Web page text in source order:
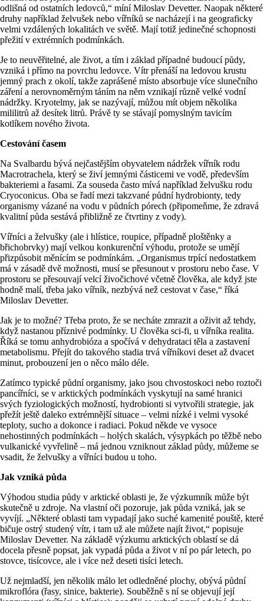
odlišná od ostatních ledovců,“ míní Miloslav Devetter. Naopak některé
druhy například želvušek nebo vířníků se nacházejí i na geograficky
velmi vzdálených lokalitách ve světě. Mají totiž jedinečné schopnosti
přežití v extrémních podmínkách.
Je to neuvěřitelné, ale život, a tím i základ případné budoucí půdy,
vzniká i přímo na povrchu ledovce. Vítr přenáší na ledovou krustu
jemný prach z okolí, takže zaprášené místo absorbuje více slunečního
záření a nerovnoměrným táním na něm vznikají různě velké vodní
nádržky. Kryotelmy, jak se nazývají, můžou mít objem několika
mililitrů až desítek litrů. Právě ty se stávají pomyslným tavicím
kotlíkem nového života.
Cestování časem
Na Svalbardu bývá nejčastějším obyvatelem nádržek vířník rodu
Macrotrachela, který se živí jemnými částicemi ve vodě, především
bakteriemi a řasami. Za souseda často mívá například želvušku rodu
Cryoconicus. Oba se řadí mezi takzvané půdní hydrobionty, tedy
organismy vázané na vodu v půdních pórech (připomeňme, že zdravá
kvalitní půda sestává přibližně ze čtvrtiny z vody).
Vířníci a želvušky (ale i hlístice, roupice, případně ploštěnky a
břichobrvky) mají velkou konkurenční výhodu, protože se umějí
přizpůsobit měnícím se podmínkám. „Organismus trpící nedostatkem
má v zásadě dvě možnosti, musí se přesunout v prostoru nebo čase. V
prostoru se přesouvají velcí živočichové včetně člověka, ale když jste
hodně malí, třeba jako vířník, nezbývá než cestovat v čase,“ říká
Miloslav Devetter.
Jak je to možné? Třeba proto, že se necháte zmrazit a oživit až tehdy,
když nastanou příznivé podmínky. U člověka sci-fi, u vířníka realita.
Říká se tomu anhydrobióza a spočívá v dehydrataci těla a zastavení
metabolismu. Přejít do takového stadia trvá vířníkovi deset až dvacet
minut, probouzení jen o něco málo déle.
Zatímco typické půdní organismy, jako jsou chvostoskoci nebo roztoči
pancířníci, se v arktických podmínkách vyskytují na samé hranici
svých fyziologických možností, hydrobionti si vytvořili strategie, jak
přežít ještě daleko extrémnější situace – velmi nízké i velmi vysoké
teploty, sucho a dokonce i radiaci. Pokud někde ve vysoce
nehostinných podmínkách – holých skalách, výsypkách po těžbě nebo
vulkanické vyvřelině – má jednou vzniknout základ půdy, můžeme se
vsadit, že želvušky a vířníci budou u toho.
Jak vzniká půda
Výhodou studia půdy v arktické oblasti je, že výzkumník může být
skutečně u zdroje. Na vlastní oči pozoruje, jak půda vzniká, jak se
vyvíjí. „Některé oblasti tam vypadají jako suché kamenité pouště, které
bičuje ostrý studený vítr, i tam už ale můžete najít život,“ popisuje
Miloslav Devetter. Na základě výzkumu arktických oblastí se dá
docela přesně popsat, jak vypadá půda a život v ní po pár letech, po
stovce, tisícovce, ale i více než deseti tisíci letech.
Už nejmladší, jen několik málo let odledněné plochy, obývá půdní
mikroflóra (řasy, sinice, bakterie). Souběžně s ní se objevují její